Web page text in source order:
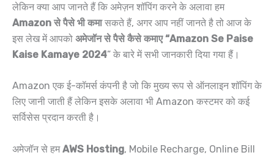
लेकिन क्या आप जानते हैं कि अमेज़न शॉपिंग करने के अलावा हम
Amazon से पैसे भी कमासकते हैं, अगर आप नहीं जानते है तो आज के
इस लेख में आपको अमेजॉन से पैसे कैसे कमाए “Amazon Se Paise
Kaise Kamaye 2024” के बारे में सभी जानकारी दिया गया हैं।
Amazon एक ई-कॉमर्स कंपनी है जो कि मुख्य रूप से ऑनलाइन शॉपिंग के
लिए जानी जाती हैं लेकिन इसके अलावा भी Amazon कस्टमर को कई
सर्विसेस प्रदान करती है।
अमेजॉन से हमAWS Hosting, Mobile Recharge, Online Bill